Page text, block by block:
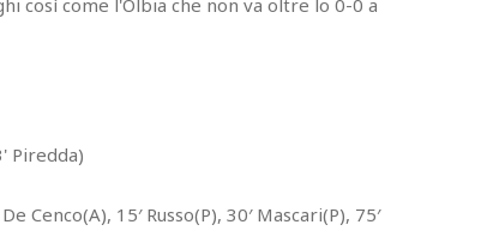
Piredda)
Cenco(A), 15′ Russo(P), 30′ Mascari(P), 75′